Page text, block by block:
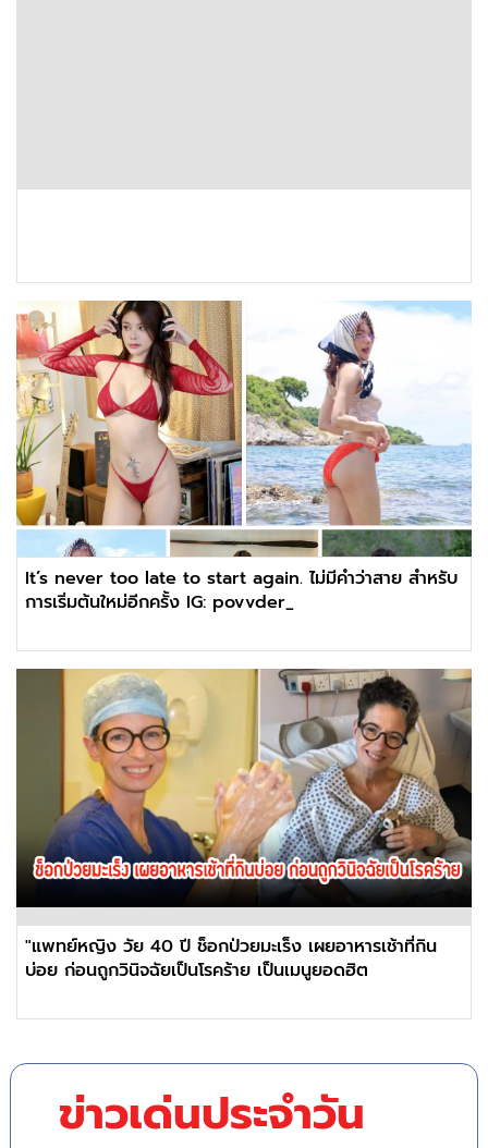
It’s never too late to start again. ไม่มีคำว่าสาย สำหรับ
การเริ่มต้นใหม่อีกครั้ง IG: povvder_
"แพทย์หญิง วัย 40 ปี ช็อกป่วยมะเร็ง เผยอาหารเช้าที่กิน
บ่อย ก่อนถูกวินิจฉัยเป็นโรคร้าย เป็นเมนูยอดฮิต
ข่าวเด่นประจำวัน